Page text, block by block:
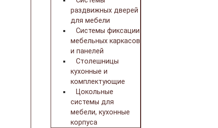
раздвижных дверей
для мебели
Системы фиксации
мебельных каркасов
и панелей
Столешницы
кухонные и
комплектующие
Цокольные
системы для
мебели, кухонные
корпуса